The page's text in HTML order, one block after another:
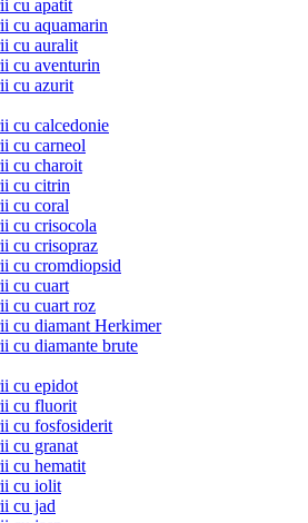
cu apatit
cu aquamarin
cu auralit
cu aventurin
cu azurit
cu calcedonie
cu carneol
cu charoit
cu citrin
cu coral
cu crisocola
cu crisopraz
cu cromdiopsid
cu cuart
cu cuart roz
cu diamant Herkimer
cu diamante brute
cu epidot
cu fluorit
cu fosfosiderit
cu granat
cu hematit
cu iolit
cu jad